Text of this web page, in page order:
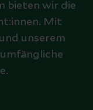
bieten wir die
Mit
unserem